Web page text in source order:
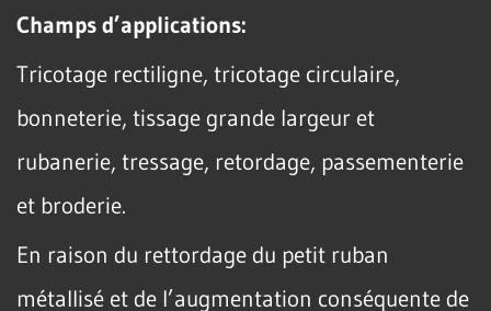
Champs d’applications:
Tricotage rectiligne, tricotage circulaire,
bonneterie, tissage grande largeur et
rubanerie, tressage, retordage, passementerie
et broderie.
En raison du rettordage du petit ruban
métallisé et de l’augmentation conséquente de